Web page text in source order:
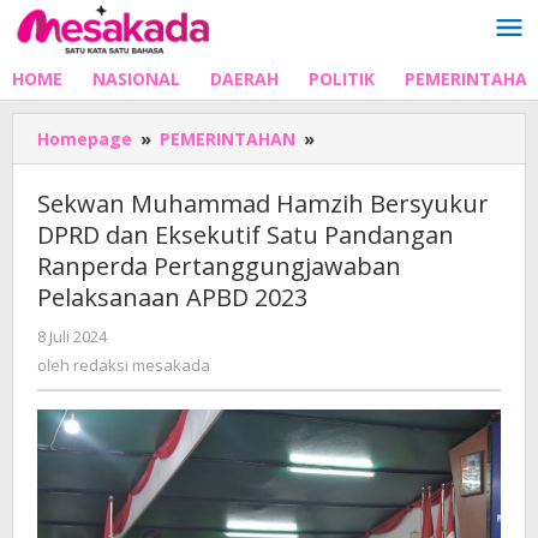
Lewati
ke
HOME NASIONAL DAERAH POLITIK
Homepage » PEMERINTAHAN »
Muhammad
Bersyukur
DPRD
dan
Pertanggungjawaban
Pelaksanaan
APBD
2023
Sekwan Muhammad Hamzih Bersyukur
DPRD dan Eksekutif Satu Pandangan
Ranperda Pertanggungjawaban
Pelaksanaan APBD 2023
8 Juli 2024
redaksi
oleh redaksi mesakada